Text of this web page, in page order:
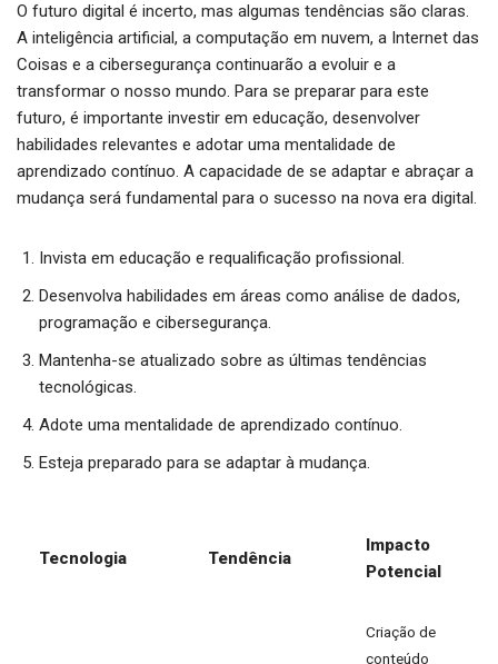
O futuro digital é incerto, mas algumas tendências são claras.
A inteligência artificial, a computação em nuvem, a Internet das
Coisas e a cibersegurança continuarão a evoluir e a
transformar o nosso mundo. Para se preparar para este
futuro, é importante investir em educação, desenvolver
habilidades relevantes e adotar uma mentalidade de
aprendizado contínuo. A capacidade de se adaptar e abraçar a
mudança será fundamental para o sucesso na nova era digital.
Invista em educação e requalificação profissional.
Desenvolva habilidades em áreas como análise de dados,
programação e cibersegurança.
Mantenha-se atualizado sobre as últimas tendências
tecnológicas.
Adote uma mentalidade de aprendizado contínuo.
Esteja preparado para se adaptar à mudança.
Tecnologia Tendência
Impacto
Potencial
Criação de
conteúdo